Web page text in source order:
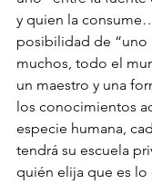
y quien la
posibilidad de “uno
muchos, todo el
un maestro y una
los conocimientos
especie humana,
tendrá su escuela
quién elija que es lo